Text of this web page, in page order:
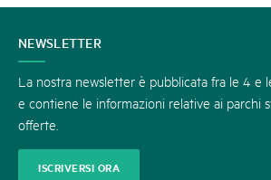
CONTATTATECI
NEWSLETTER
La nostra newsletter è pubblicata fra le 4 e
e contiene le informazioni relative ai parchi
offerte.
ISCRIVERSI ORA